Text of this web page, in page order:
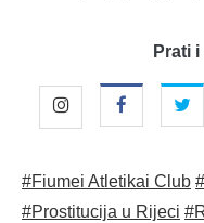
Prati
#Fiumei Atletikai Club
#Prostitucija u Rijeci